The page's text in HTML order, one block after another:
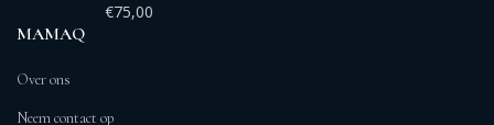
€75,00
MAMAQ
Over ons
Neem contact op